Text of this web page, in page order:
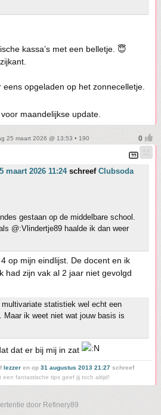
kassa’s met een belletje. 😇
opgeladen op het zonnecelletje.
maandelijkse update.
25 maart 2026 @ 13:53 • 190
maart 2026 11:24schreef Clubsoda
gestaan op de middelbare school.
@:Vlindertje89 haalde ik dan weer
op mijn eindlijst. De docent en ik
had zijn vak al 2 jaar niet gevolgd
multivariate statistiek wel echt een
Maar ik weet niet wat jouw basis is
dat er bij mij in zat
lezzer en op 31 augustus 2013 21:27 schreef
een fantastische tips geef jij toch altijd!
door Refinery89